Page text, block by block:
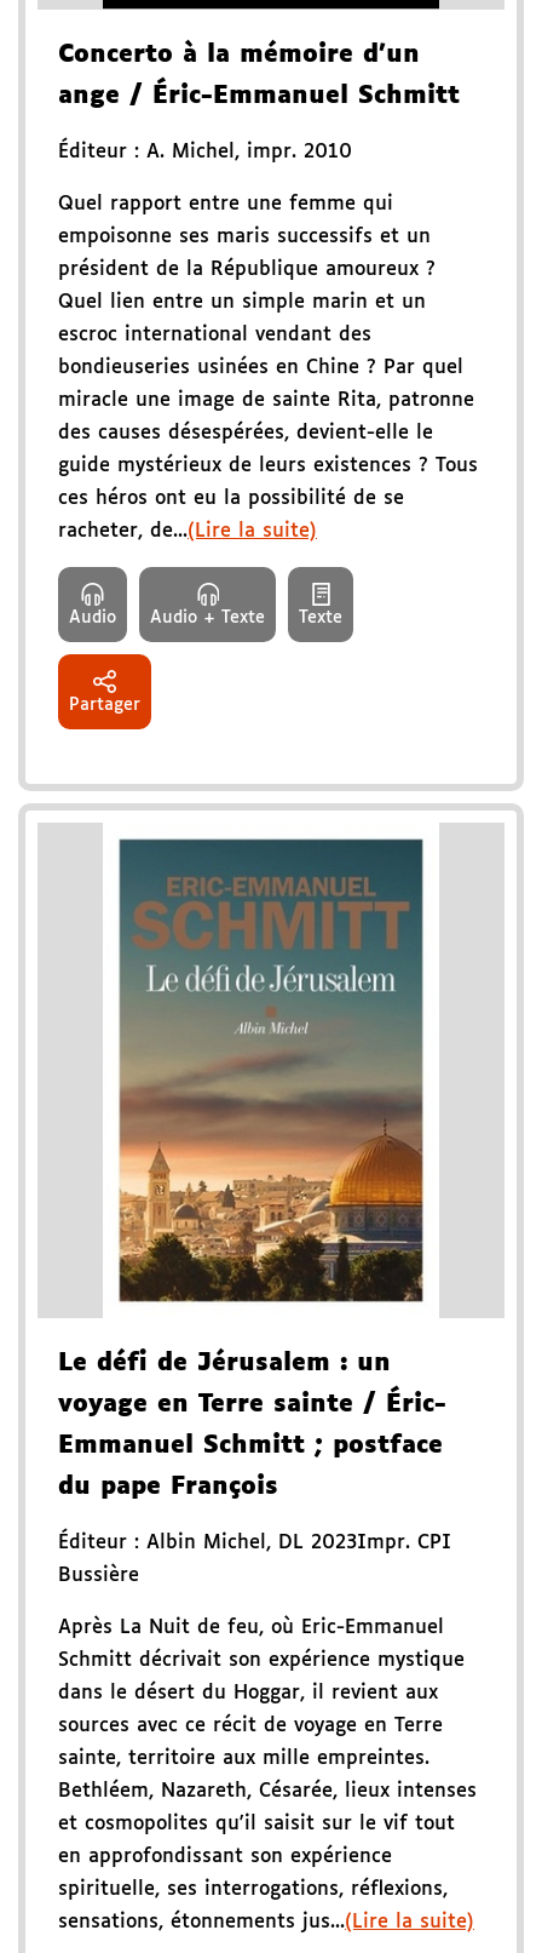
Concerto à la mémoire d'un
ange / Éric-Emmanuel Schmitt
Éditeur : A. Michel, impr. 2010
Quel rapport entre une femme qui
empoisonne ses maris successifs et un
président de la République amoureux ?
Quel lien entre un simple marin et un
escroc international vendant des
bondieuseries usinées en Chine ? Par quel
miracle une image de sainte Rita, patronne
des causes désespérées, devient-elle le
guide mystérieux de leurs existences ? Tous
ces héros ont eu la possibilité de se
racheter, de...(Lire la suite)
Audio Audio + Texte Texte
Partager
Le défi de Jérusalem : un
voyage en Terre sainte / Éric-
Emmanuel Schmitt ; postface
du pape François
Éditeur : Albin Michel , DL 2023Impr. CPI
Bussière
Après La Nuit de feu, où Eric-Emmanuel
Schmitt décrivait son expérience mystique
dans le désert du Hoggar, il revient aux
sources avec ce récit de voyage en Terre
sainte, territoire aux mille empreintes.
Bethléem, Nazareth, Césarée, lieux intenses
et cosmopolites qu'il saisit sur le vif tout
en approfondissant son expérience
spirituelle, ses interrogations, réflexions,
sensations, étonnements jus...(Lire la suite)